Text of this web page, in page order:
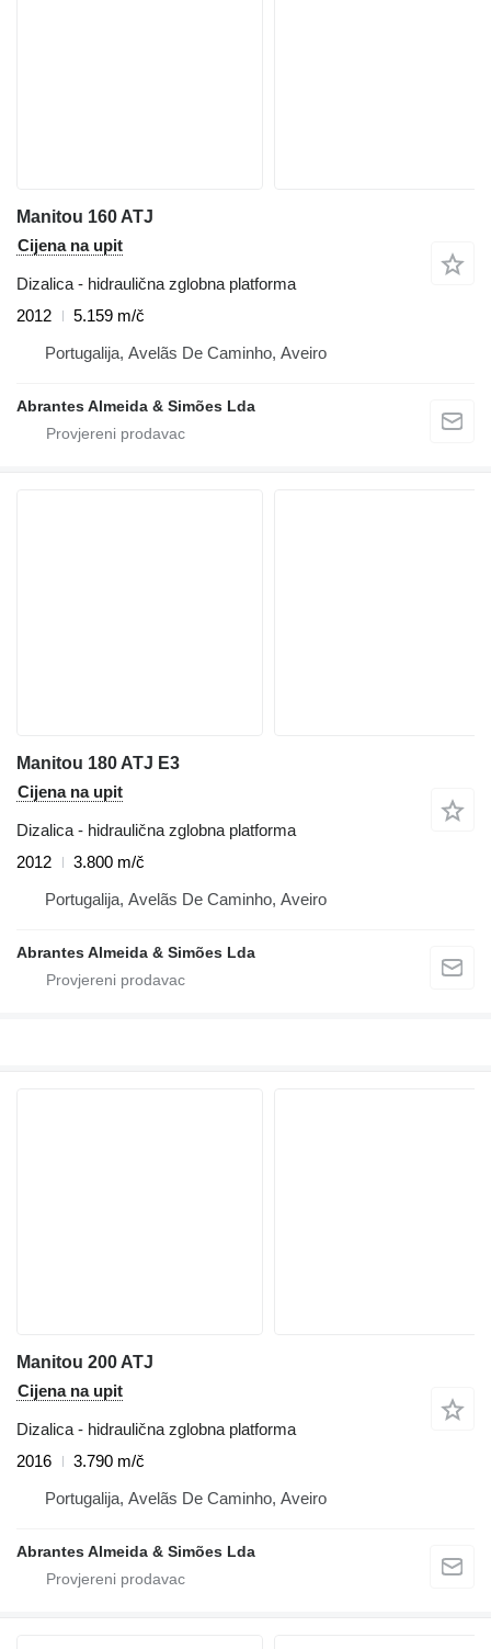
Manitou 160 ATJ
Cijena na upit
Dizalica - hidraulična zglobna platforma
2012
5.159 m/č
Portugalija, Avelãs De Caminho, Aveiro
Abrantes Almeida & Simões Lda
Manitou 180 ATJ E3
Cijena na upit
Dizalica - hidraulična zglobna platforma
2012
3.800 m/č
Portugalija, Avelãs De Caminho, Aveiro
Abrantes Almeida & Simões Lda
Manitou 200 ATJ
Cijena na upit
Dizalica - hidraulična zglobna platforma
2016
3.790 m/č
Portugalija, Avelãs De Caminho, Aveiro
Abrantes Almeida & Simões Lda